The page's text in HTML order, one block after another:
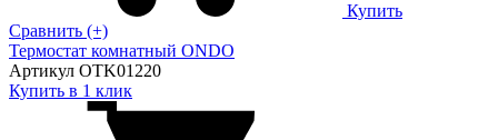
Купить
Сравнить (+)
Термостат комнатный ONDO
Артикул OTK01220
Купить в 1 клик